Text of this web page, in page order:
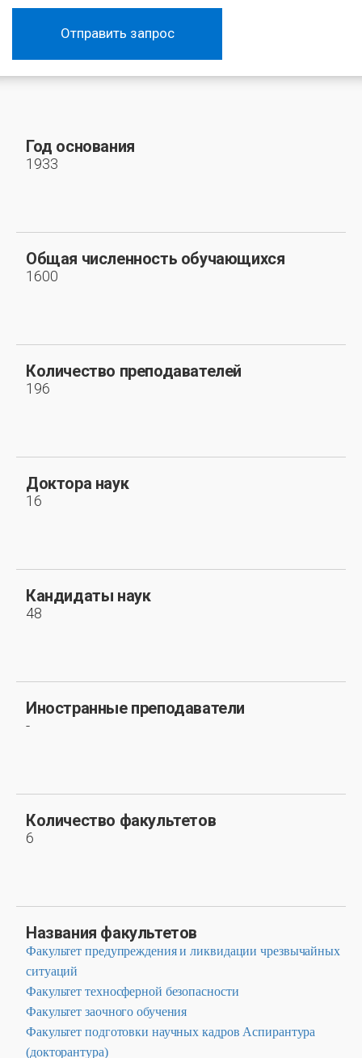
Отправить запрос
Год основания
1933
Общая численность обучающихся
1600
Количество преподавателей
196
Доктора наук
16
Кандидаты наук
48
Иностранные преподаватели
-
Количество факультетов
6
Названия факультетов
Факультет предупреждения и ликвидации чрезвычайных
ситуаций
Факультет техносферной безопасности
Факультет заочного обучения
Факультет подготовки научных кадров Аспирантура
(докторантура)